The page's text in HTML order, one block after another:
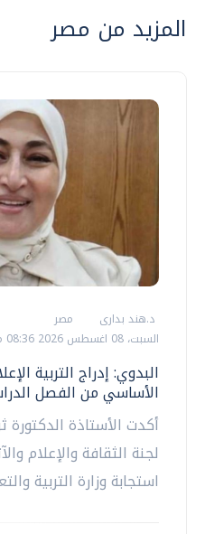
المزيد من مصر
د.هند بدارى
مصر
السبت، 08 اغسطس 2026 08:36 م
البدوي: إدراج التربية
الأساسي من الفصل
أكدت الأستاذة الدكتورة
لجنة الثقافة والإعلام
استجابة وزارة التربية